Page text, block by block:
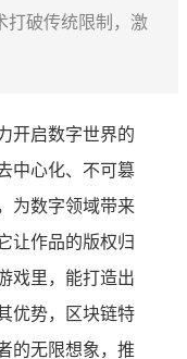
打破传统限制，激
开启数字世界的
中心化、不可篡
为数字领域带来
让作品的版权归
戏里，能打造出
优势，区块链特
的无限想象，推